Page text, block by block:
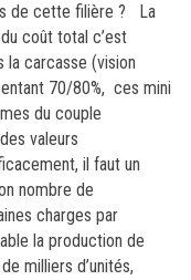
de cette filière ? La
coût total c’est
la carcasse (vision
70/80%, ces mini
du couple
valeurs
il faut un
nombre de
charges par
la production de
milliers d’unités,